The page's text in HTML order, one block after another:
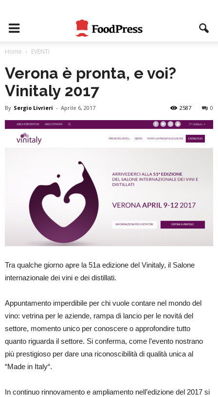
Home EVENTI
Verona è pronta, e voi?
Vinitaly 2017
By Sergio Livrieri - Aprile 6, 2017 0
2587
Tra qualche giorno apre la 51a edizione del Vinitaly, il Salone
internazionale dei vini e dei distillati.
Appuntamento imperdibile per chi vuole contare nel mondo del
vino: vetrina per le aziende, rampa di lancio per le novitá del
settore, momento unico per conoscere o approfondire tutto
quanto riguarda il settore. Si conferma, come l’evento nostrano
più prestigioso per dare una riconoscibilità di qualità unica al
“Made in Italy“.
In continuo rinnovamento e ampliamento nell’edizione del 2017 si